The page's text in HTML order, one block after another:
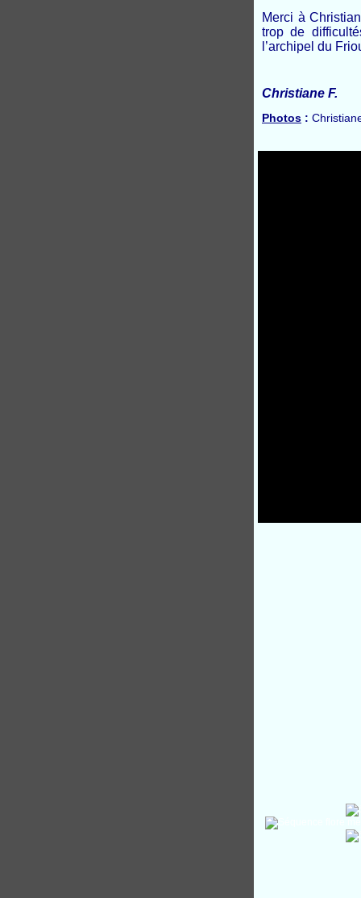
Merci à
trop de
l’archipel du
Christiane F.
Photos :